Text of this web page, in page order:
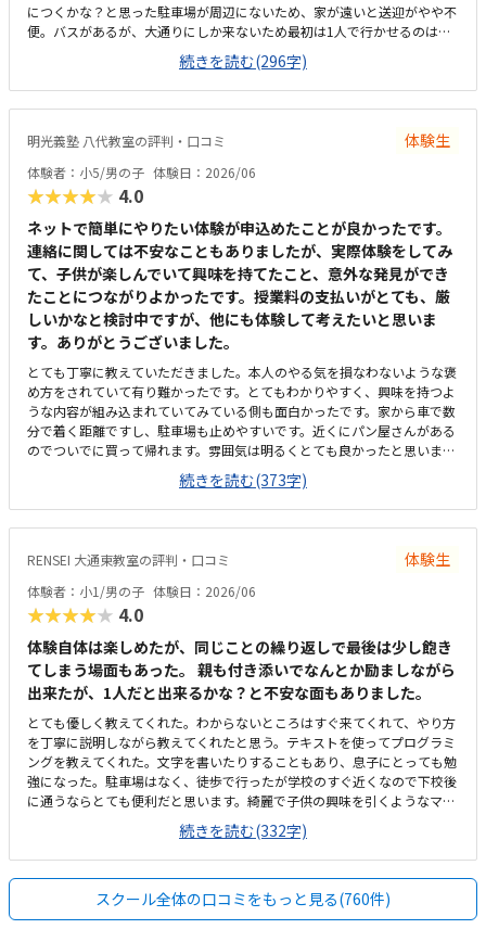
につくかな？と思った駐車場が周辺にないため、家が遠いと送迎がやや不
便。バスがあるが、大通りにしか来ないため最初は1人で行かせるのはや
や不安。少人数制のため教室は狭いが先生の目は行き届きそうだと思う。
自習室も完備されているので、迎えの時間が遅くなっても自習室で待って
てもらえるので安心。プログラミングの料金はやや高めだが、プログラミ
ングだけでなく、プレゼン力なども育つかなと思うと、まぁありかな。
続きを読む(296字)
明光義塾 八代教室の評判・口コミ 体験生
体験者：小5/男の子 体験日：2026/06
★★★★★ 4.0
ネットで簡単にやりたい体験が申込めたことが良かったです。
連絡に関しては不安なこともありましたが、実際体験をしてみ
て、子供が楽しんでいて興味を持てたこと、意外な発見ができ
たことにつながりよかったです。授業料の支払いがとても、厳
しいかなと検討中ですが、他にも体験して考えたいと思いま
す。ありがとうございました。
とても丁寧に教えていただきました。本人のやる気を損なわないような褒
め方をされていて有り難かったです。とてもわかりやすく、興味を持つよ
うな内容が組み込まれていてみている側も面白かったです。家から車で数
分で着く距離ですし、駐車場も止めやすいです。近くにパン屋さんがある
のでついでに買って帰れます。雰囲気は明るくとても良かったと思いま
す。ただ、エアコンはついていたと思いますが、暑くて汗をかきました。
夏場はきついような気がします。料金が想像以上に高額だったのが残念で
した。いますぐにでもさせたい気持ちはありますが、考えたい料金です。
先生が明るく、とても優しい方ばかりでした。子供が人見知りがあります
が馴染めていました。席も広く作業がしやすく、座りやすい席でした。興
味のあるマイクラで、更に初めて触ったパソコンにもかかわらず、スムー
ズにこなしていました。
続きを読む(373字)
RENSEI 大通東教室の評判・口コミ 体験生
体験者：小1/男の子 体験日：2026/06
★★★★★ 4.0
体験自体は楽しめたが、同じことの繰り返しで最後は少し飽き
てしまう場面もあった。 親も付き添いでなんとか励ましながら
出来たが、1人だと出来るかな？と不安な面もありました。
とても優しく教えてくれた。わからないところはすぐ来てくれて、やり方
を丁寧に説明しながら教えてくれたと思う。テキストを使ってプログラミ
ングを教えてくれた。文字を書いたりすることもあり、息子にとっても勉
強になった。駐車場はなく、徒歩で行ったが学校のすぐ近くなので下校後
に通うならとても便利だと思います。綺麗で子供の興味を引くようなマイ
クラのものなどもあり低学年でも抵抗なく通えそうなクラスの雰囲気でし
た。あまり説明がなかったのでわからないが、月額は一般的な価格だっ
た。ただ年間でかかる設備費や教材費などを含めると少し高めだなと感じ
たマイクラを使っての授業だったのでとても楽しそうに受けられた。勉強
嫌いでもすんなり始められたので、勉強に苦手意識がある子でも楽しめる
と思う
続きを読む(332字)
スクール全体の口コミをもっと見る(760件)